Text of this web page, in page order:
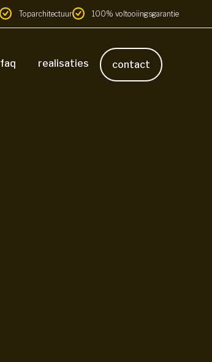
Toparchitectuur 100% voltooiingsgarantie
faq realisaties contact